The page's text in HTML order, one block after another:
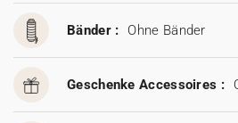
Bänder : Ohne Bänder
Geschenke Accessoires :